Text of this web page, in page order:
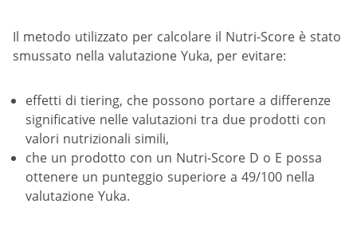
Il metodo utilizzato per calcolare il Nutri-Score è stato
smussato nella valutazione Yuka, per evitare:
effetti di tiering, che possono portare a differenze
significative nelle valutazioni tra due prodotti con
valori nutrizionali simili,
che un prodotto con un Nutri-Score D o E possa
ottenere un punteggio superiore a 49/100 nella
valutazione Yuka.